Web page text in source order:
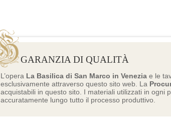
GARANZIA DI QUALITÀ
L’opera La Basilica di San Marco in Venezia e le
esclusivamente attraverso questo sito web. La
acquistabili in questo sito. I materiali utilizzati in ogni
accuratamente lungo tutto il processo produttivo.